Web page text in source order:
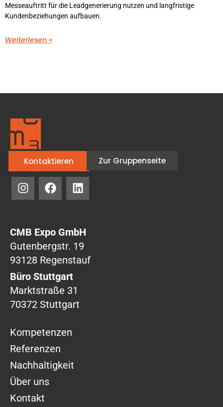
Messeauftritt für die Leadgenerierung nutzen und langfristige
Kundenbeziehungen aufbauen.
Weiterlesen »
Kontaktieren Zur Gruppenseite
I
n
a
g
r
a
m
F
a
b
o
o
k
L
i
e
d
i
n
CMB Expo GmbH
Gutenbergstr. 19
93128 Regenstauf
Büro Stuttgart
Marktstraße 31
70372 Stuttgart
Kompetenzen
Referenzen
Nachhaltigkeit
Über uns
Kontakt